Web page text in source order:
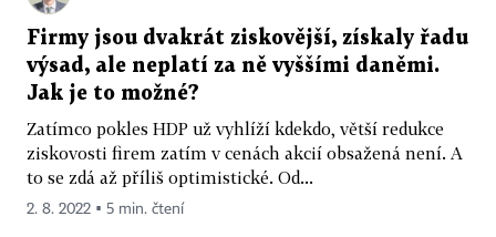
Firmy jsou dvakrát ziskovější, získaly řadu
výsad, ale neplatí za ně vyššími daněmi.
Jak je to možné?
Zatímco pokles HDP už vyhlíží kdekdo, větší redukce
ziskovosti firem zatím v cenách akcií obsažená není. A
to se zdá až příliš optimistické. Od...
2. 8. 2022 ▪ 5 min. čtení